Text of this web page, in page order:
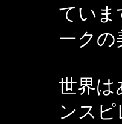
ていま
ークの
世界は
ンス